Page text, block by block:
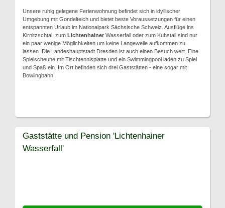
Unsere ruhig gelegene Ferienwohnung befindet sich in idyllischer
Umgebung mit Gondelteich und bietet beste Voraussetzungen für einen
entspannten Urlaub im Nationalpark Sächsische Schweiz. Ausflüge ins
Kirnitzschtal, zum Lichtenhainer Wasserfall oder zum Kuhstall sind nur
ein paar wenige Möglichkeiten um keine Langeweile aufkommen zu
lassen. Die Landeshauptstadt Dresden ist auch einen Besuch wert. Eine
Spielscheune mit Tischtennisplatte und ein Swimmingpool laden zu Spiel
und Spaß ein. Im Ort befinden sich drei Gaststätten - eine sogar mit
Bowlingbahn.
Gaststätte und Pension 'Lichtenhainer
Wasserfall'